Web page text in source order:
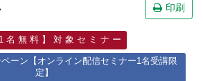
印刷
名 無 料 】 対 象 セ ミ ナ ー
ーン【オンライン配信セミナー1名受講限
定】